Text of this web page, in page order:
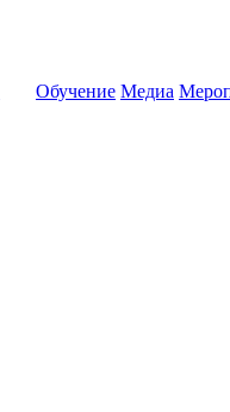
Обучение Медиа